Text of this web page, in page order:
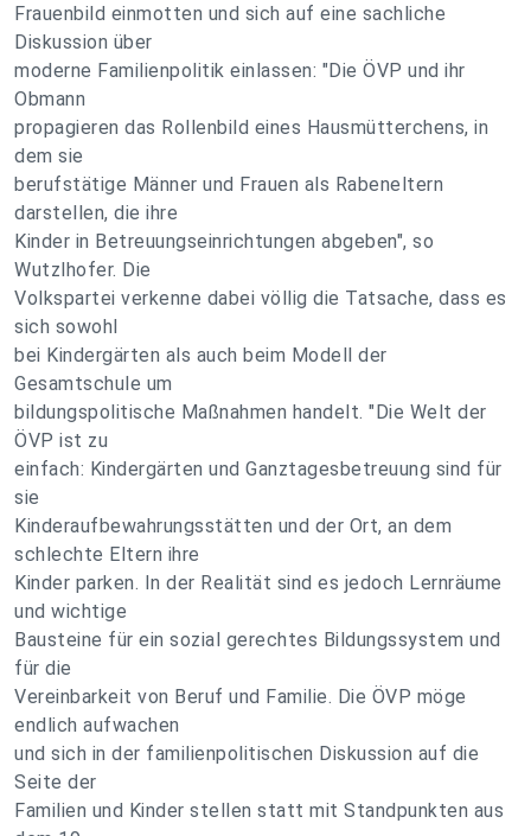
Frauenbild einmotten und sich auf eine sachliche
Diskussion über
moderne Familienpolitik einlassen: "Die ÖVP und ihr
Obmann
propagieren das Rollenbild eines Hausmütterchens, in
dem sie
berufstätige Männer und Frauen als Rabeneltern
darstellen, die ihre
Kinder in Betreuungseinrichtungen abgeben", so
Wutzlhofer. Die
Volkspartei verkenne dabei völlig die Tatsache, dass es
sich sowohl
bei Kindergärten als auch beim Modell der
Gesamtschule um
bildungspolitische Maßnahmen handelt. "Die Welt der
ÖVP ist zu
einfach: Kindergärten und Ganztagesbetreuung sind für
sie
Kinderaufbewahrungsstätten und der Ort, an dem
schlechte Eltern ihre
Kinder parken. In der Realität sind es jedoch Lernräume
und wichtige
Bausteine für ein sozial gerechtes Bildungssystem und
für die
Vereinbarkeit von Beruf und Familie. Die ÖVP möge
endlich aufwachen
und sich in der familienpolitischen Diskussion auf die
Seite der
Familien und Kinder stellen statt mit Standpunkten aus